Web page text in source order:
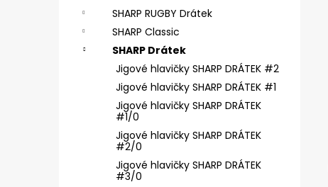
SHARP RUGBY Drátek
SHARP Classic
SHARP Drátek
Jigové hlavičky SHARP DRÁTEK #2
Jigové hlavičky SHARP DRÁTEK #1
Jigové hlavičky SHARP DRÁTEK
#1/0
Jigové hlavičky SHARP DRÁTEK
#2/0
Jigové hlavičky SHARP DRÁTEK
#3/0
SICKLE #6 - 5 KS, 4 G